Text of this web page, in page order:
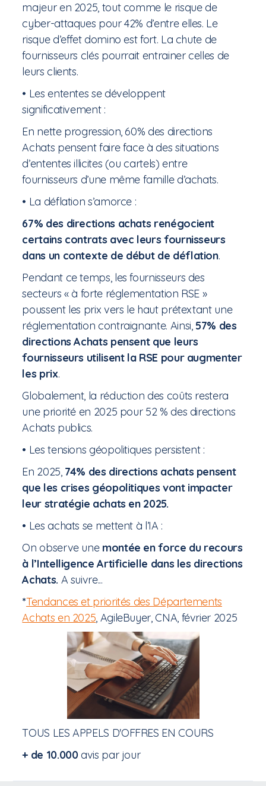
majeur en 2025, tout comme le risque de
cyber-attaques pour 42% d’entre elles. Le
risque d’effet domino est fort. La chute de
fournisseurs clés pourrait entrainer celles de
leurs clients.
• Les ententes se développent
significativement :
En nette progression, 60% des directions
Achats pensent faire face à des situations
d’ententes illicites (ou cartels) entre
fournisseurs d’une même famille d’achats.
• La déflation s’amorce :
67% des directions achats renégocient
certains contrats avec leurs fournisseurs
dans un contexte de début de déflation.
Pendant ce temps, les fournisseurs des
secteurs « à forte réglementation RSE »
poussent les prix vers le haut prétextant une
réglementation contraignante. Ainsi, 57% des
directions Achats pensent que leurs
fournisseurs utilisent la RSE pour augmenter
les prix.
Globalement, la réduction des coûts restera
une priorité en 2025 pour 52 % des directions
Achats publics.
• Les tensions géopolitiques persistent :
En 2025, 74% des directions achats pensent
que les crises géopolitiques vont impacter
leur stratégie achats en 2025.
• Les achats se mettent à l’IA :
On observe une montée en force du recours
à l’Intelligence Artificielle dans les directions
Achats. A suivre...
*Tendances et priorités des Départements
Achats en 2025, AgileBuyer, CNA, février 2025
TOUS LES APPELS D'OFFRES EN COURS
+ de 10.000 avis par jour